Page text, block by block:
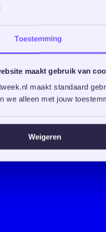
Toestemming
maakt gebruik van
maakt standaard
we alleen met jouw
Weigeren